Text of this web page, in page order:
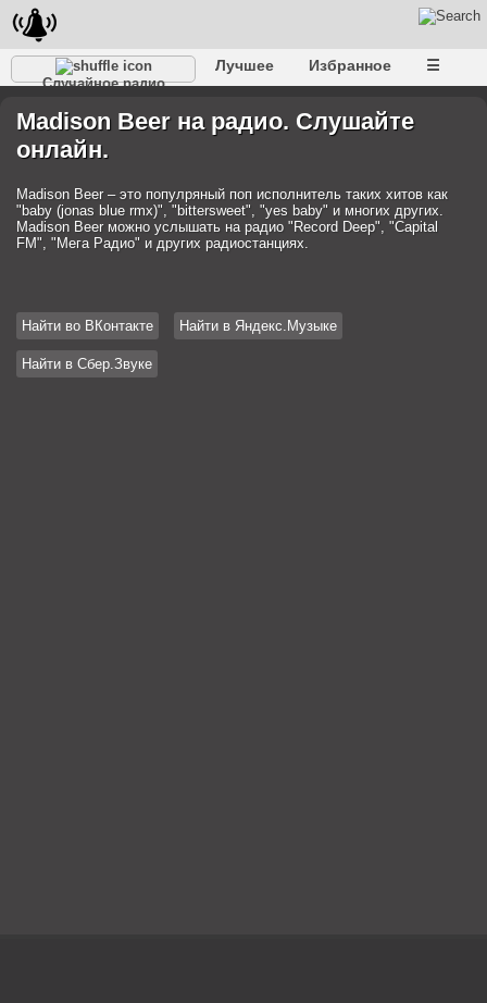
Случайное радио
Лучшее Избранное ☰
Madison Beer на радио. Слушайте
онлайн.
Madison Beer – это популряный поп исполнитель таких хитов как
"baby (jonas blue rmx)", "bittersweet", "yes baby" и многих других.
Madison Beer можно услышать на радио "Record Deep", "Capital
FM", "Мега Радио" и других радиостанциях.
Найти во ВКонтакте Найти в Яндекс.Музыке
Найти в Сбер.Звуке